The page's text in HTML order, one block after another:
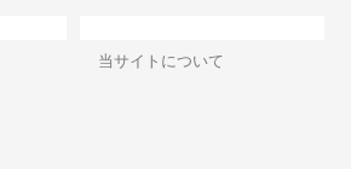
当サイトについて